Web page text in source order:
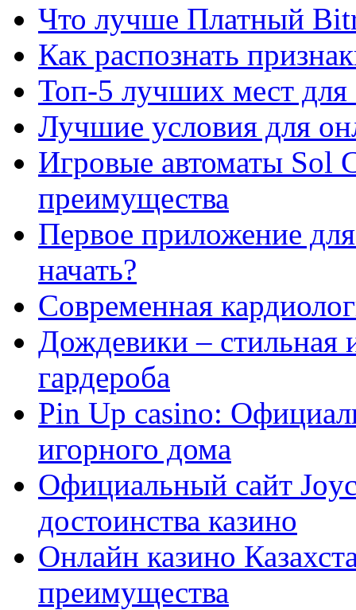
Что лучше Платный
Как распознать
Топ-5 лучших мест для
Лучшие условия для
Игровые автоматы Sol
преимущества
Первое приложение
начать?
Современная
Дождевики – стильная
гардероба
Pin Up casino:
игорного дома
Официальный сайт
достоинства казино
Онлайн казино
преимущества